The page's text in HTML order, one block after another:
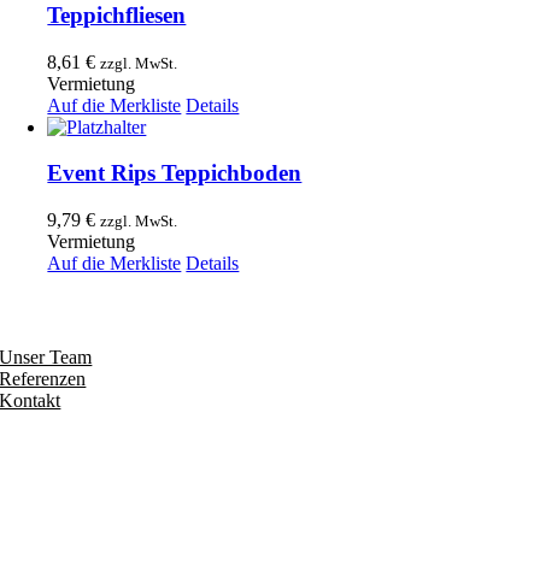
Teppichfliesen
8,61€ zzgl. MwSt.
Vermietung
Auf die Merkliste Details
Event Rips Teppichboden
9,79€ zzgl. MwSt.
Vermietung
Auf die Merkliste Details
Unser Team
Referenzen
Kontakt